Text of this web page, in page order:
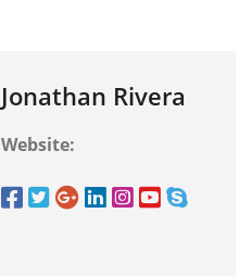
Jonathan Rivera
Website: